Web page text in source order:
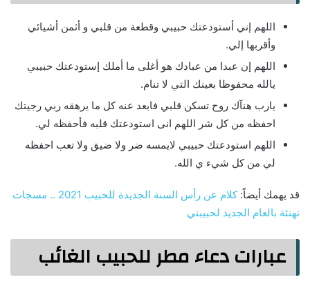
اللهم إني أستودعتك حبيبي وقطعة من قلبي و أثمن أشيائي
وأقربها إلي.
اللهم إن عبدا من عبادك هو أغلى ما أملك إستودعتك حبيبي
يالله محفوظا بعينك التي لا تنام.
يارب هنآك روح تسكن قلبي فابعد عنه كل ما يرهقه ربي رجيتك
احفظه من كل شر اللهم انى استودعتك قلبه فأحفظه لي.
اللهم استودعتك حبيبي لايمسه ضر ولا ضيق ولا تعب احفظه
لي من كل شيء ي الله.
قد يهمك أيضاً:
كلام عن رأس السنة الجديدة للحبيب 2021 .. مسجات
تهنئة بالعام الجديد لحبيبتي
عبارات دعاء مطر للحبيب الغائب